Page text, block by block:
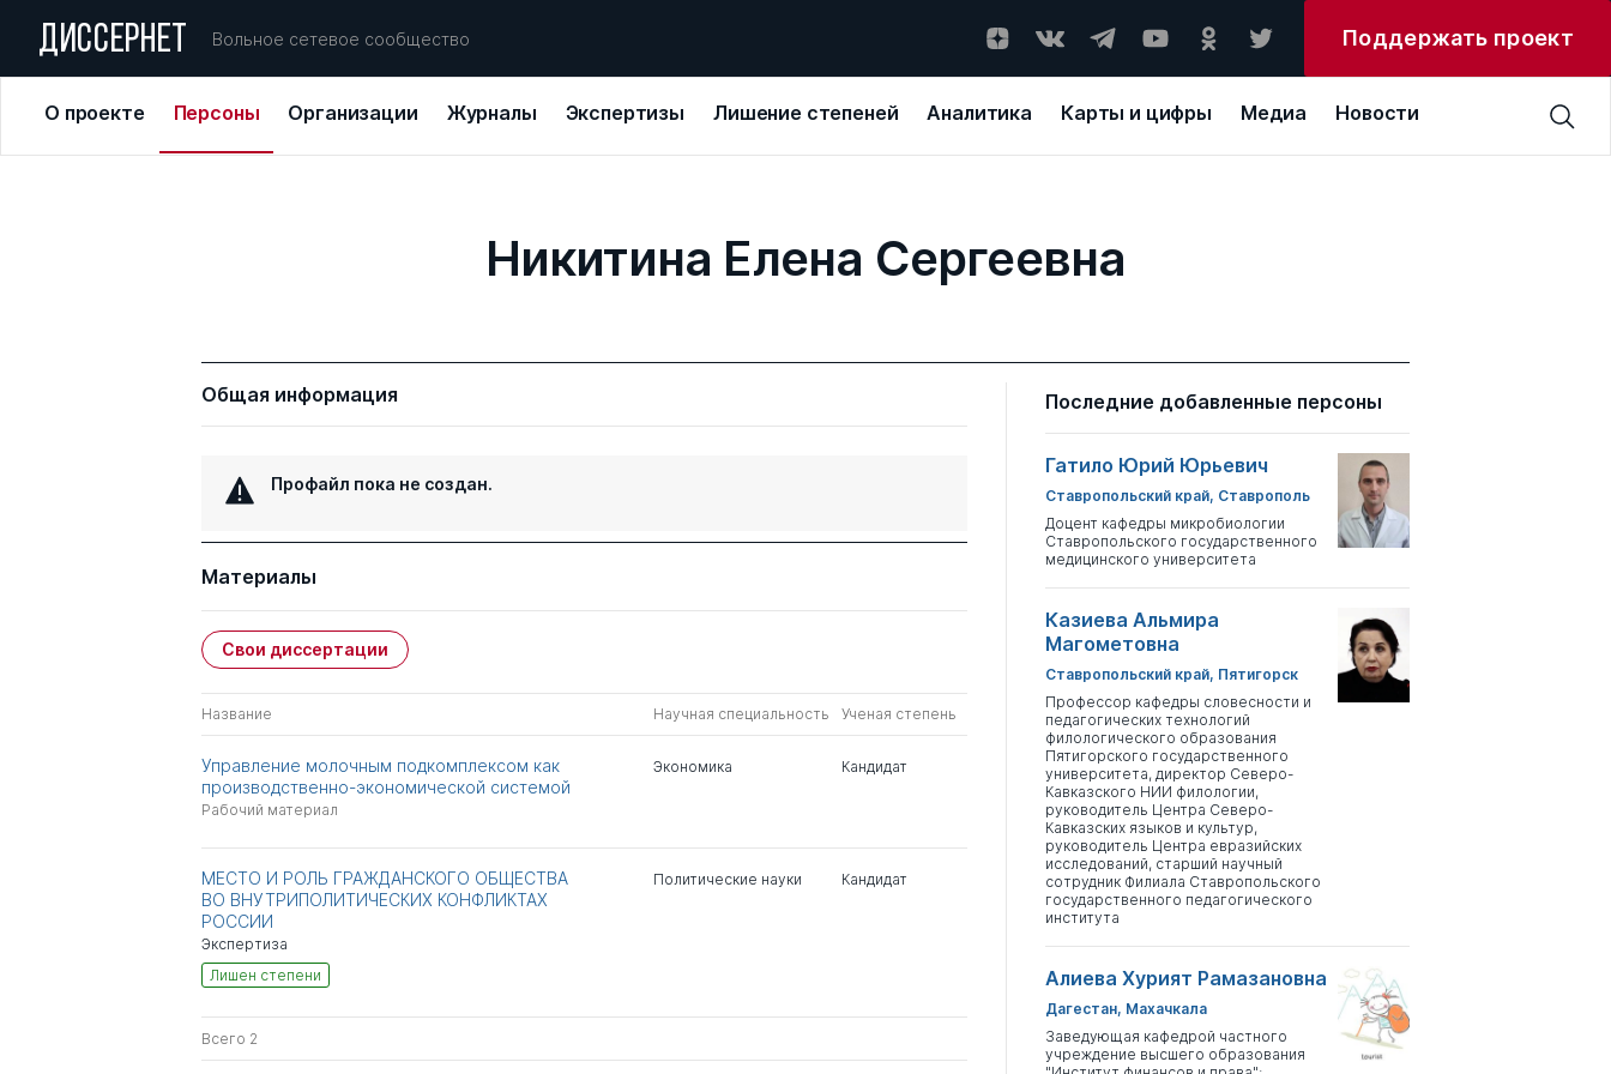
ДИССЕРНЕТ Вольное сетевое сообщество Поддержать проект
О проекте Персоны Организации Журналы Экспертизы Лишение степеней Аналитика Карты и цифры Медиа Новости
Никитина Елена Сергеевна
Общая информация
Профайл пока не создан.
Материалы
Свои диссертации
Название Научная специальность Ученая степень
Управление молочным подкомплексом как
производственно-экономической системой
Рабочий материал
Экономика Кандидат
МЕСТО И РОЛЬ ГРАЖДАНСКОГО ОБЩЕСТВА
ВО ВНУТРИПОЛИТИЧЕСКИХ КОНФЛИКТАХ
РОССИИ
Экспертиза
Лишен степени
Политические науки Кандидат
Всего 2
Последние добавленные персоны
Гатило Юрий Юрьевич
Ставропольский край, Ставрополь
Доцент кафедры микробиологии
Ставропольского государственного
медицинского университета
Казиева Альмира
Магометовна
Ставропольский край, Пятигорск
Профессор кафедры словесности и
педагогических технологий
филологического образования
Пятигорского государственного
университета, директор Северо-
Кавказского НИИ филологии,
руководитель Центра Северо-
Кавказских языков и культур,
руководитель Центра евразийских
исследований, старший научный
сотрудник Филиала Ставропольского
государственного педагогического
института
Алиева Хурият Рамазановна
Дагестан, Махачкала
Заведующая кафедрой частного
учреждение высшего образования